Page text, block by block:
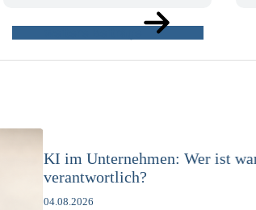
KI-Compliance in der
DSGVO und KI-VO
07.07.2026